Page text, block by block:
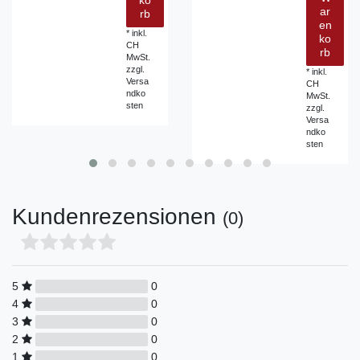
rb
*inkl.
CH
MwSt.
zzgl.
Versa
ndko
sten
ar
en
ko
rb
*inkl.
CH
MwSt.
zzgl.
Versa
ndko
sten
Kundenrezensionen (0)
5
0
4
0
3
0
2
0
1
0